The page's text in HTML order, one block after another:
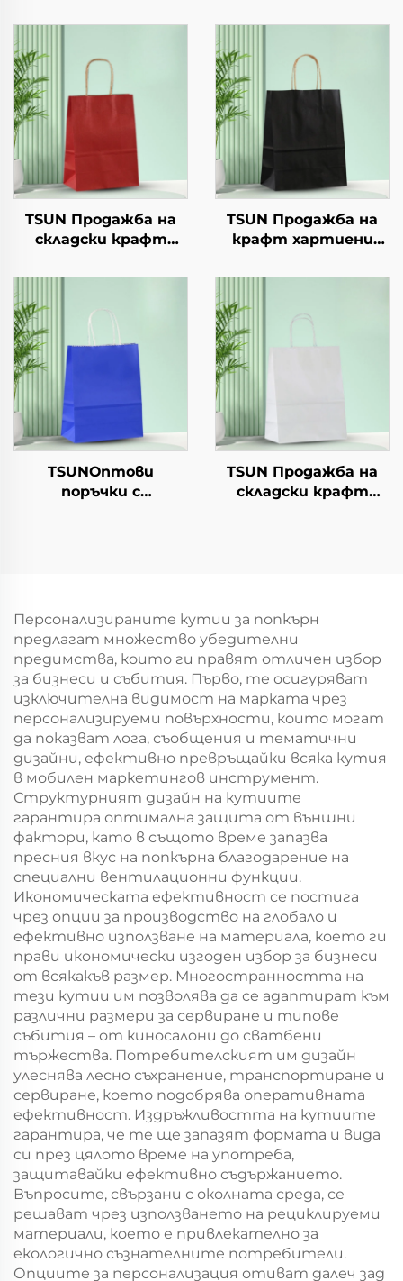
TSUN Продажба на
складски крафт
персонален логотип
упаковка за Нова
година/Коледа
TSUN Продажба на
крафт хартиени
логотип за упаковка
на храна за Нова
година/Коледа с
екранна печат
TSUNОптови
поръчки с
за екранна печат за
Нова година/
Кристемас, упаковка
за транспорт на
храна
TSUN Продажба на
складски крафт
Персонализираните кутии за попкърн
предлагат множество убедителни
предимства, които ги правят отличен избор
за бизнеси и събития. Първо, те осигуряват
изключителна видимост на марката чрез
персонализируеми повърхности, които могат
да показват лога, съобщения и тематични
дизайни, ефективно превръщайки всяка кутия
в мобилен маркетингов инструмент.
Структурният дизайн на кутиите
гарантира оптимална защита от външни
фактори, като в същото време запазва
пресния вкус на попкърна благодарение на
специални вентилационни функции.
Икономическата ефективност се постига
чрез опции за производство на глобало и
ефективно използване на материала, което ги
прави икономически изгоден избор за бизнеси
от всякакъв размер. Многостранността на
тези кутии им позволява да се адаптират към
различни размери за сервиране и типове
събития – от киносалони до сватбени
тържества. Потребителският им дизайн
улеснява лесно съхранение, транспортиране и
сервиране, което подобрява оперативната
ефективност. Издръжливостта на кутиите
гарантира, че те ще запазят формата и вида
си през цялото време на употреба,
защитавайки ефективно съдържанието.
Въпросите, свързани с околната среда, се
решават чрез използването на рециклируеми
материали, което е привлекателно за
екологично съзнателните потребители.
Опциите за персонализация отиват далеч зад